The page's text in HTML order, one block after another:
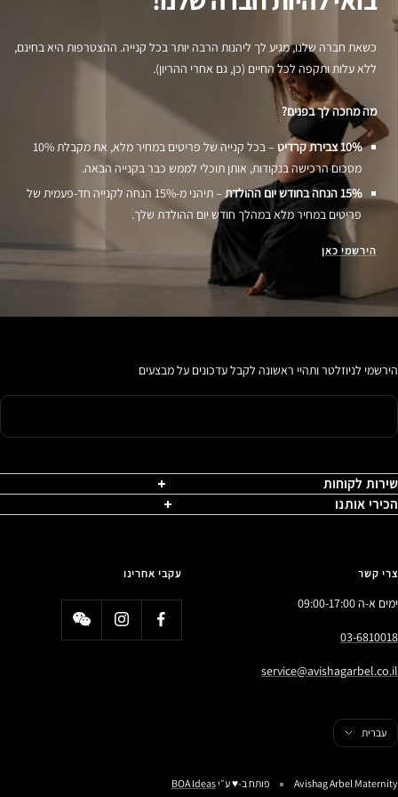
כשאת חברה שלנו, מגיע לך ליהנות הרבה יותר בכל קנייה. ההצטרפות היא בחינם,
ללא עלות ותקפה לכל החיים (כן, גם אחרי ההריון).
מה מחכה לך בפנים?
10% צבירת קרדיט
– בכל קנייה של פריטים במחיר מלא, את מקבלת 10%
מסכום הרכישה בנקודות, אותן תוכלי לממש כבר בקנייה הבאה.
15% הנחה בחודש יום ההולדת
– תיהני מ-15% הנחה לקנייה חד-פעמית של
פריטים במחיר מלא במהלך חודש יום ההולדת שלך.
הירשמי כאן
הירשמי לניוזלטר ותהיי ראשונה לקבל עדכונים על מבצעים
שירות לקוחות
הכירי אותנו
צרי קשר
ימים א-ה 09:00-17:00
03-6810018
service@avishagarbel.co.il
עקבי אחרינו
שפהעברית
Avishag Arbel Maternity פותח ב-♥️ ע״יBOA Ideas